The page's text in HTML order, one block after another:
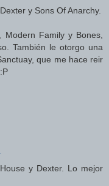
y Sons Of Anarchy.
Modern Family y Bones,
También le otorgo una
que me hace reir
y Dexter. Lo mejor